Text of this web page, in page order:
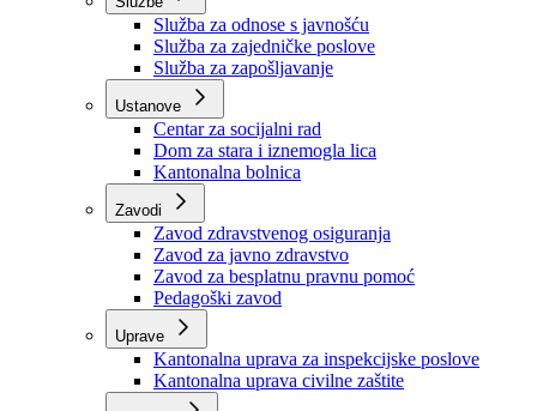
Organizacije
Službe
Služba za odnose s javnošću
Služba za zajedničke poslove
Služba za zapošljavanje
Ustanove
Centar za socijalni rad
Dom za stara i iznemogla lica
Kantonalna bolnica
Zavodi
Zavod zdravstvenog osiguranja
Zavod za javno zdravstvo
Zavod za besplatnu pravnu pomoć
Pedagoški zavod